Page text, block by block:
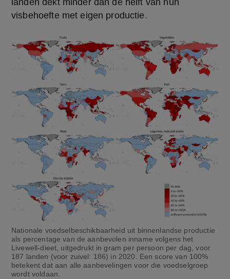
landen dekt minder dan de helft van hun
visbehoefte met eigen productie.
Nationale voedselbeschikbaarheid uit binnenlandse productie
als percentage van de aanbevolen inname volgens het
Livewell-dieet, uitgedrukt in gram per persoon per dag, voor
187 landen (voor zuivel: 186) in 2020. Een score van 100%
betekent dat aan alle aanbevelingen voor die voedselgroep
wordt voldaan.